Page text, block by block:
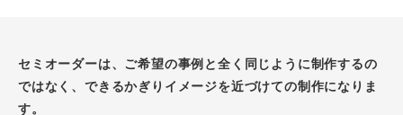
セミオーダーは、ご希望の事例と全く同じように制作するの
ではなく、できるかぎりイメージを近づけての制作になりま
す。